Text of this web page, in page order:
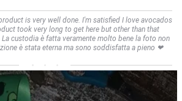
is very well done. I'm satisfied I love avocados
took very long to get here but other than that
custodia è fatta veramente molto bene la foto non
è stata eterna ma sono soddisfatta a pieno ❤    